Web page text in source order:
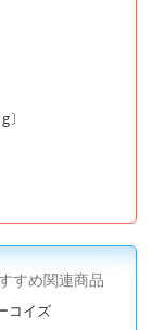
すめ関連商品
コイズ